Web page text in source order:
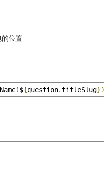
的位置
(${question.titleSlug})